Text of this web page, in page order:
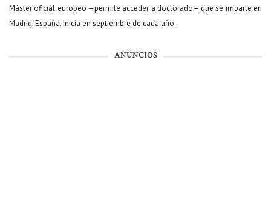
Máster oficial europeo —permite acceder a doctorado— que se imparte en
Madrid, España. Inicia en septiembre de cada año.
ANUNCIOS